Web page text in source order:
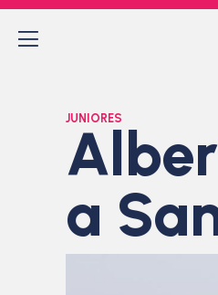
JUNIORES
a